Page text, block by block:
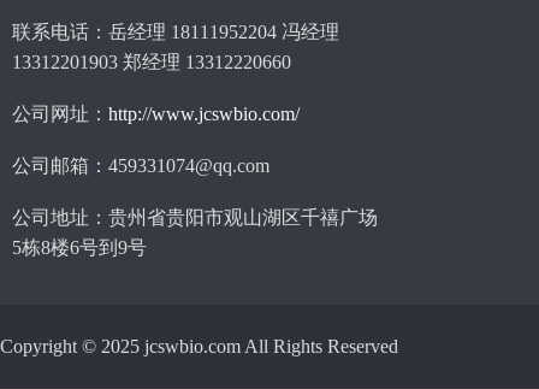
联系电话：岳经理 18111952204 冯经理
13312201903 郑经理 13312220660
公司网址： http://www.jcswbio.com/
公司邮箱：459331074@qq.com
公司地址：贵州省贵阳市观山湖区千禧广场
5栋8楼6号到9号
Copyright © 2025 jcswbio.com All Rights Reserved